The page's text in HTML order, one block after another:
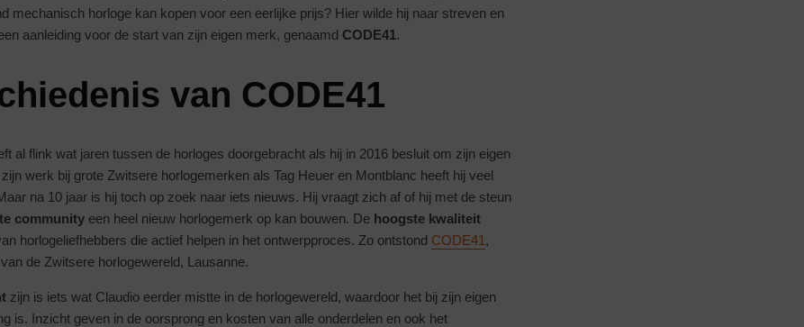
mechanisch horloge kan kopen voor een eerlijke prijs? Hier wilde hij naar streven en
aanleiding voor de start van zijn eigen merk, genaamd CODE41.
van CODE41
al flink wat jaren tussen de horloges doorgebracht als hij in 2016 besluit om zijn eigen
werk bij grote Zwitsere horlogemerken als Tag Heuer en Montblanc heeft hij veel
na 10 jaar is hij toch op zoek naar iets nieuws. Hij vraagt zich af of hij met de steun
community een heel nieuw horlogemerk op kan bouwen. De hoogste kwaliteit
horlogeliefhebbers die actief helpen in het ontwerpproces. Zo ontstond CODE41 ,
de Zwitsere horlogewereld, Lausanne.
zijn is iets wat Claudio eerder mistte in de horlogewereld, waardoor het bij zijn eigen
is. Inzicht geven in de oorsprong en kosten van alle onderdelen en ook het